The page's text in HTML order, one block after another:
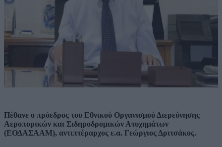
Πέθανε ο πρόεδρος του Εθνικού Οργανισμού Διερεύνησης
Αεροπορικών και Σιδηροδρομικών Ατυχημάτων
(ΕΟΔΑΣΑΑΜ), αντιπτέραρχος ε.α. Γεώργιος Δριτσάκος.